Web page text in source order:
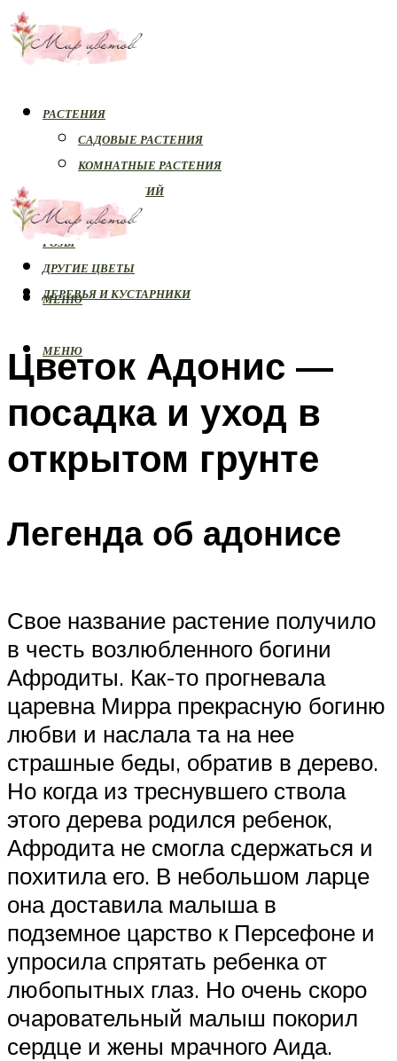
РАСТЕНИЯ
САДОВЫЕ РАСТЕНИЯ
КОМНАТНЫЕ РАСТЕНИЯ
БОЛЕЗНИ РАСТЕНИЙ
ОРХИДЕИ
РОЗЫ
ДРУГИЕ ЦВЕТЫ
ДЕРЕВЬЯ И КУСТАРНИКИ
МЕНЮ
МЕНЮ
Цветок Адонис —
посадка и уход в
открытом грунте
Легенда об адонисе
Свое название растение получило
в честь возлюбленного богини
Афродиты. Как-то прогневала
царевна Мирра прекрасную богиню
любви и наслала та на нее
страшные беды, обратив в дерево.
Но когда из треснувшего ствола
этого дерева родился ребенок,
Афродита не смогла сдержаться и
похитила его. В небольшом ларце
она доставила малыша в
подземное царство к Персефоне и
упросила спрятать ребенка от
любопытных глаз. Но очень скоро
очаровательный малыш покорил
сердце и жены мрачного Аида.